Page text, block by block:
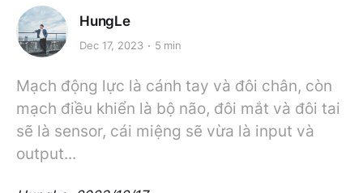
HungLe
Dec 17, 2023 5 min
Mạch động lực là cánh tay và đôi chân, còn
mạch điều khiển là bộ não, đôi mắt và đôi tai
sẽ là sensor, cái miệng sẽ vừa là input và
output...